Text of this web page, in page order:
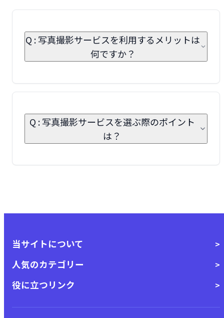
Q : 写真撮影サービスを利用するメリットは
何ですか？
Q : 写真撮影サービスを選ぶ際のポイント
は？
当サイトについて
人気のカテゴリー
役に立つリンク